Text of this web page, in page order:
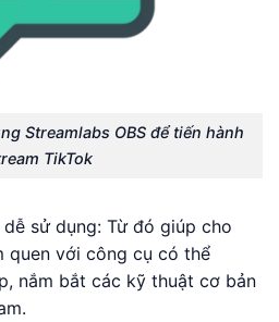
Streamlabs OBS để tiến hành
TikTok
sử dụng: Từ đó giúp cho
quen với công cụ có thể
nắm bắt các kỹ thuật cơ bản